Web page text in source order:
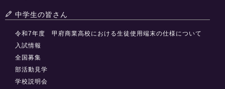
中学生の皆さん
令和7年度 甲府商業高校における生徒使用端末の仕様について
入試情報
全国募集
部活動見学
学校説明会